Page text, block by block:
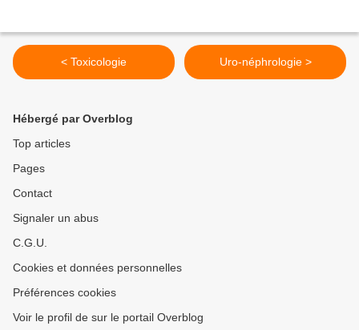
< Toxicologie Uro-néphrologie >
Hébergé par Overblog
Top articles
Pages
Contact
Signaler un abus
C.G.U.
Cookies et données personnelles
Préférences cookies
Voir le profil de sur le portail Overblog